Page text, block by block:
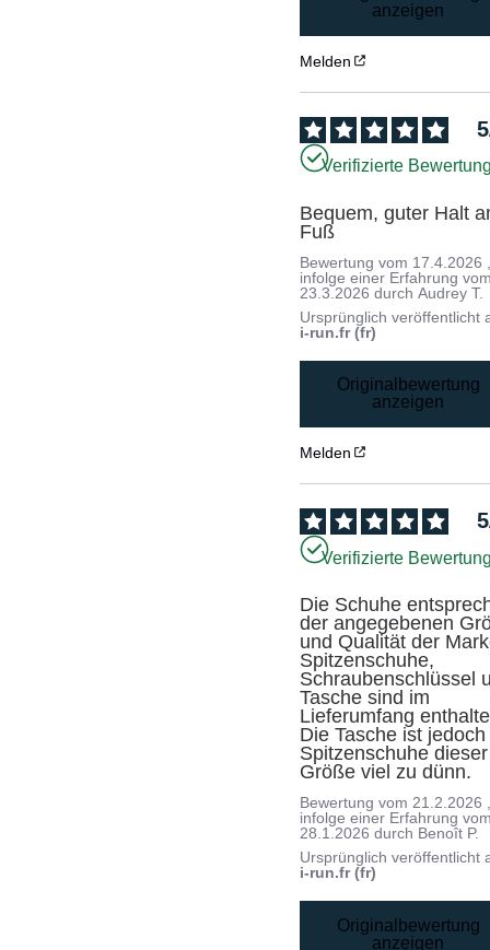
anzeigen
Melden
5
Verifizierte
Bequem, guter Halt
Fuß
Bewertung vom 17.4.2026
infolge einer Erfahrung
23.3.2026 durchAudrey T.
Ursprünglich veröffentlicht
i-run.fr (fr)
Originalbewertung
anzeigen
Melden
5
Verifizierte
Die Schuhe
der angegebenen
und Qualität der
Spitzenschuhe,
Schraubenschlüssel
Tasche sind im
Lieferumfang
Die Tasche ist
Spitzenschuhe dieser
Größe viel zu dünn.
Bewertung vom 21.2.2026
infolge einer Erfahrung
28.1.2026 durch Benoît P.
Ursprünglich veröffentlicht
i-run.fr (fr)
Originalbewertung
anzeigen